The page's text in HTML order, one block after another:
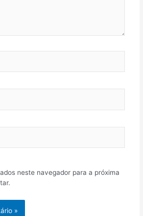
neste navegador para a próxima